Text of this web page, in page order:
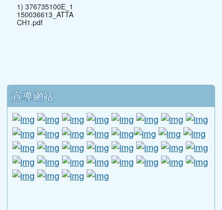
1) 376735100E_1
150036613_ATTA
CH1.pdf
下中區域內容
宣導網站
link to http://www.guide.edu.tw/
link to http://www.csptc.gov.tw/ \
link to http://enc.moe.edu.tw/ \
link to https://link to https://link to https://
link to
link to http://edufund.cyut.edu.tw \
link to http://link to https://www.ptskids.tw/ \
link to http://
link to http://link to http://
link to
link to http://1950.tycg.gov.tw/ \
link to http://www.e-quit.org/ \
link to http://www.hpa.gov.tw/
link to http://link to http://goo.gl/
link to http://
link to
link to http://www.2017twccprcescr.tw/
link to http://http://ifi.immigration.gov.tw/
link to https://i.win.org.tw/iWIN/
link to https://
link to http://link to https://
link to https://
link to
link to
link to https://dep.mohw.gov.tw/DOMHAOH/lp-3560-
link to https://dep.mohw.gov.tw/DOMHAOH/cp-
link to http://sgcc.tyc.edu.tw/tycsgcc/ \
link to =\ https://learning.swcb.gov.tw/
link to http://